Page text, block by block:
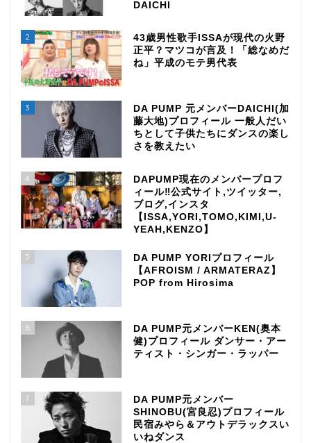
DAICHI
2
43歳男性歌手ISSAが現代の火野
正平？マツコが言及！「総なめだ
ね」平成のモテ男代表
3
DA PUMP 元メンバーDAICHI(加
藤大地)プロフィール 一般人だい
ちとして子供たちにダンスの楽し
さを教えたい
4
DAPUMP現在のメンバープロフ
ィール‼公式サイト,ツイッター,
ブログ,インスタ
【ISSA,YORI,TOMO,KIMI,U-
YEAH,KENZO】
5
DA PUMP YORIプロフィール
【AFROISM / ARMATERAZ】
POP from Hirosima
6
DA PUMP元メンバーKEN(奥本
健)プロフィール ダンサー・アー
ティスト・シンガー・ラッパー
7
DA PUMP元メンバー
SHINOBU(宮良忍)プロフィール
民宿みやら＆アウトデラックスい
いねダンス